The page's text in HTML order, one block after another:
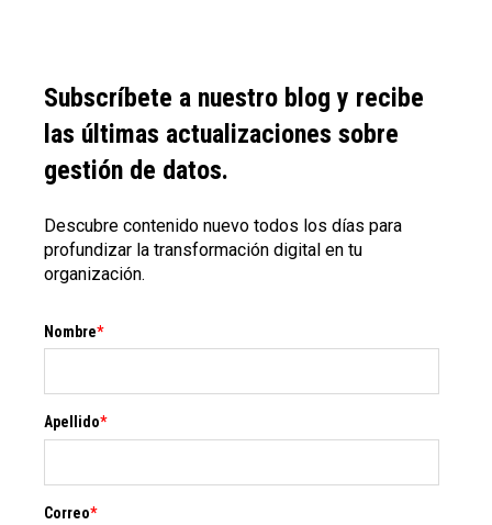
Subscríbete a nuestro blog y recibe
las últimas actualizaciones sobre
gestión de datos.
Descubre contenido nuevo todos los días para
profundizar la transformación digital en tu
organización.
Nombre*
Apellido*
Correo*